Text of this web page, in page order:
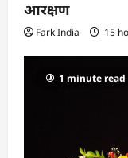
आरक्षण
Fark India 15
1 minute read